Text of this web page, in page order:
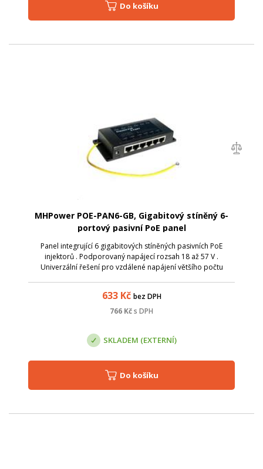
Do košíku
MHPower POE-PAN6-GB, Gigabitový stíněný 6-
portový pasivní PoE panel
Panel integrující 6 gigabitových stíněných pasivních PoE
injektorů . Podporovaný napájecí rozsah 18 až 57 V .
Univerzální řešení pro vzdálené napájení většího počtu
633Kč bez DPH
766 Kčs DPH
SKLADEM (EXTERNÍ)
Do košíku